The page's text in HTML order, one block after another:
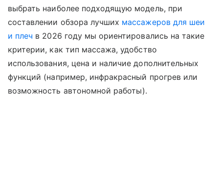
выбрать наиболее подходящую модель, при
составлении обзора лучших массажеров для шеи
и плеч в 2026 году мы ориентировались на такие
критерии, как тип массажа, удобство
использования, цена и наличие дополнительных
функций (например, инфракрасный прогрев или
возможность автономной работы).